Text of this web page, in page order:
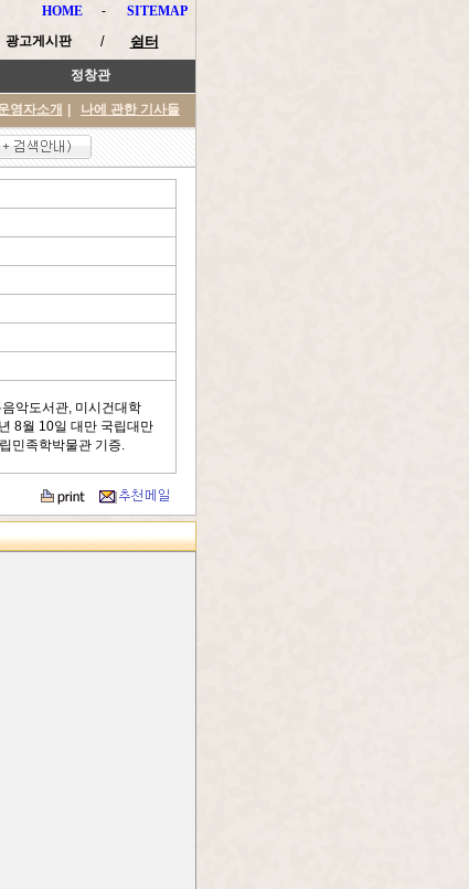
HOME - SITEMAP
광고게시판 / 쉼터
정창관
영자소개 나에 관한 기사들
악도서관, 미시건대학
8월 10일 대만 국립대만
민족학박물관 기증.